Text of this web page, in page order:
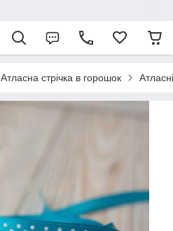
Атласна стрічка в горошок